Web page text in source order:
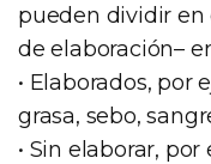
pueden dividir en
de elaboración–
• Elaborados, por
grasa, sebo,
• Sin elaborar,